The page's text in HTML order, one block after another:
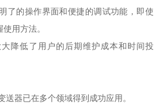
了的操作界面和便捷的调试功能，即使
用方法。
降低了用户的后期维护成本和时间投
送器已在多个领域得到成功应用。